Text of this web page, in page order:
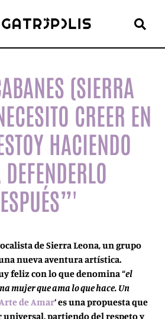
(SIERRA
CREER EN
HACIENDO
de Sierra Leona, un grupo
nueva aventura artística.
feliz con lo que denomina “el
mujer que ama lo que hace. Un
de Amar‘ es una propuesta que
universal, partiendo del respeto y